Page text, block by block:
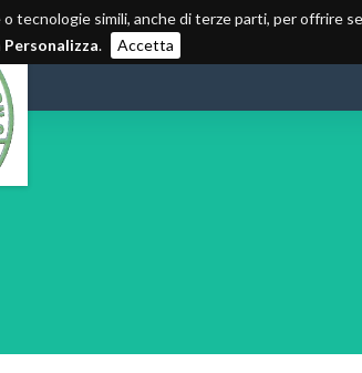
tecnologie simili, anche di terze parti, per offrire
Personalizza. Accetta